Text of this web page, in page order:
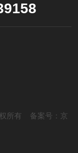
权所有 备案号：京